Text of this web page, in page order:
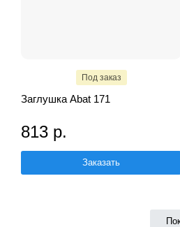
Под заказ
Заглушка Abat 171
813 р.
Заказать